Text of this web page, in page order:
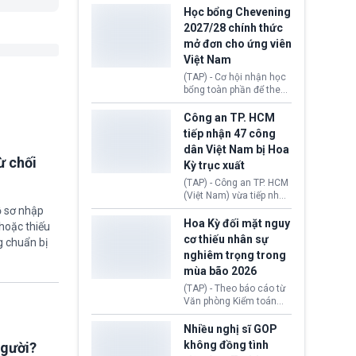
chối
sơ nhập
thiếu
chuẩn bị
thi Thỏa thuận Rút khỏi
Liên minh châu Âu
(Withdrawal
Agreement).
Iran nhằm mở lại eo biển
Hormuz, mở đường cho
việc khôi phục hoạt
động hàng hải. Những
tín hiệu ngoại giao tích
cực này lập tức tác động
đến thị trường năng
lượng, kéo giá dầu thế
giới lùi sâu xuống dưới
mức 80 USD/thùng.
Học bổng Chevening
2027/28 chính thức
mở đơn cho ứng viên
Việt Nam
(TAP) - Cơ hội nhận học
bổng toàn phần để theo
học chương trình thạc sĩ
tại Vương quốc Anh đã
chính thức quay trở lại.
Học bổng Chevening
2027/28 của Chính phủ
Anh vừa mở cổng ứng
tuyển dành riêng ứng
viên Việt Nam, hỗ trợ
toàn bộ chi phí học tập
cùng nhiều quyền lợi
trong suốt một năm
học.
Công an TP. HCM
tiếp nhận 47 công
dân Việt Nam bị Hoa
Kỳ trục xuất
(TAP) - Công an TP. HCM
(Việt Nam) vừa tiếp nhận
47 công dân Việt Nam bị
Hoa Kỳ trục xuất về
nước. Đây là đợt có số
lượng lớn nhất từ đầu
năm 2026 đến nay, phản
ánh xu hướng gia tăng
các trường hợp trục
xuất.
Hoa Kỳ đối mặt nguy
cơ thiếu nhân sự
nghiêm trọng trong
mùa bão 2026
(TAP) - Theo báo cáo từ
Văn phòng Kiểm toán
Chính phủ (GAO), Cơ
quan Quản lý Khẩn cấp
Liên bang (FEMA) thuộc
Bộ An ninh Nội địa Hoa
Nhiều nghị sĩ GOP
không đồng tình